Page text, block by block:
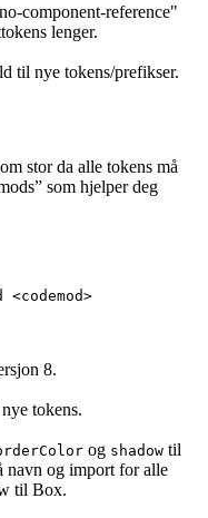
component-reference"
lenger.
til nye tokens/prefikser.
stor da alle tokens må
som hjelper deg
8.
tokens.
og shadow til
navn og import for alle
til Box.